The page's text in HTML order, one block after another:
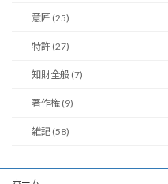
意匠 (25)
特許 (27)
知財全般 (7)
著作権 (9)
雑記 (58)